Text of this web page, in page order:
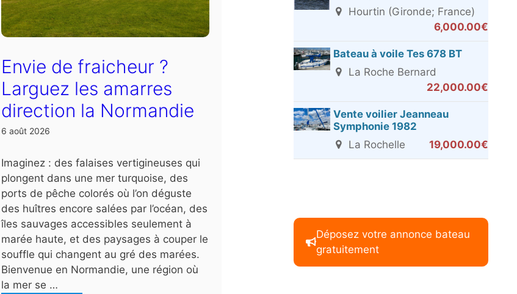
Envie de fraicheur ?
Larguez les amarres
direction la Normandie
6 août 2026
Imaginez : des falaises vertigineuses qui
plongent dans une mer turquoise, des
ports de pêche colorés où l’on déguste
des huîtres encore salées par l’océan, des
îles sauvages accessibles seulement à
marée haute, et des paysages à couper le
souffle qui changent au gré des marées.
Bienvenue en Normandie, une région où
la mer se …
Hourtin (Gironde; France)
6,000.00€
Bateau à voile Tes 678 BT
La Roche Bernard
22,000.00€
Vente voilier Jeanneau
Symphonie 1982
La Rochelle
19,000.00€
Déposez votre annonce bateau
gratuitement